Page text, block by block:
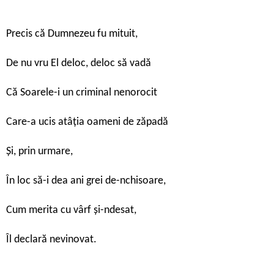
Precis că Dumnezeu fu mituit,
De nu vru El deloc, deloc să vadă
Că Soarele-i un criminal nenorocit
Care-a ucis atâția oameni de zăpadă
Și, prin urmare,
În loc să-i dea ani grei de-nchisoare,
Cum merita cu vârf și-ndesat,
Îl declară nevinovat.